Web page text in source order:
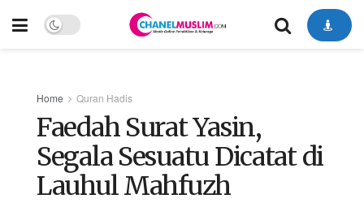
Home Quran Hadis
Faedah Surat Yasin,
Segala Sesuatu Dicatat di
Lauhul Mahfuzh